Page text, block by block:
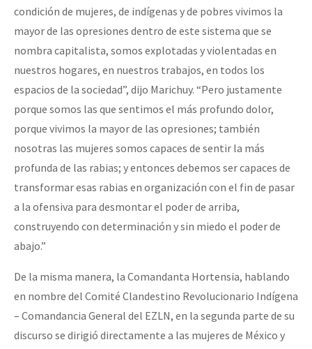
condición de mujeres, de indígenas y de pobres vivimos la
mayor de las opresiones dentro de este sistema que se
nombra capitalista, somos explotadas y violentadas en
nuestros hogares, en nuestros trabajos, en todos los
espacios de la sociedad”, dijo Marichuy. “Pero justamente
porque somos las que sentimos el más profundo dolor,
porque vivimos la mayor de las opresiones; también
nosotras las mujeres somos capaces de sentir la más
profunda de las rabias; y entonces debemos ser capaces de
transformar esas rabias en organización con el fin de pasar
a la ofensiva para desmontar el poder de arriba,
construyendo con determinación y sin miedo el poder de
abajo.”
De la misma manera, la Comandanta Hortensia, hablando
en nombre del Comité Clandestino Revolucionario Indígena
– Comandancia General del EZLN, en la segunda parte de su
discurso se dirigió directamente a las mujeres de México y